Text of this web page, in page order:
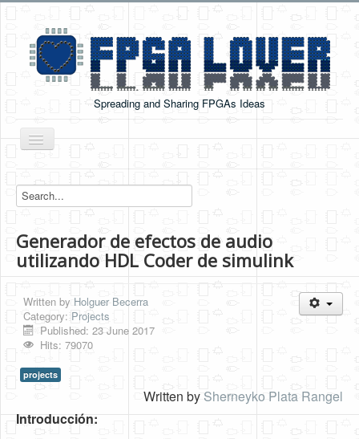
Spreading and Sharing FPGAs Ideas
Toggle
Navigation
Boards Tutorials
DE0-NANO
DE0-NANO-SOC
Arduino Boards
PYNQ-Z2
HLS
Generador de efectos de audio
utilizando HDL Coder de simulink
Written by Holguer Becerra
Category: Projects
Published: 23 June 2017
Hits: 79070
projects
Written by Sherneyko Plata Rangel
Introducción: